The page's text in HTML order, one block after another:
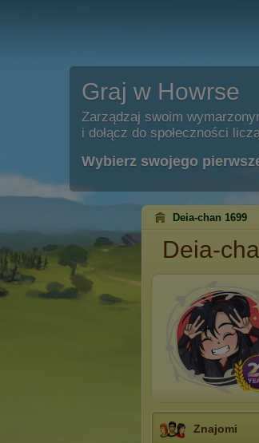
Graj w Howrse
Zarządzaj swoim
i dołącz do społeczności
Wybierz swojego
Deia-chan 1699
Deia-
Znajomi